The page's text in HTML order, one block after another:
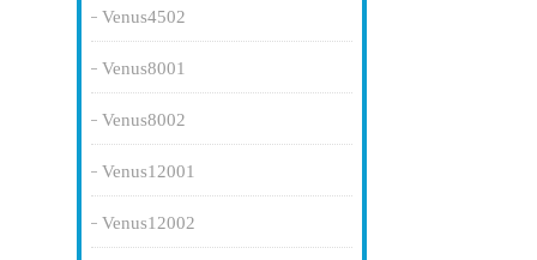
Venus4502
Venus8001
Venus8002
Venus12001
Venus12002